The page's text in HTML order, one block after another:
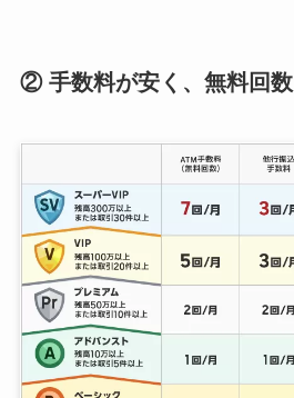
② 手数料が安く、無料回